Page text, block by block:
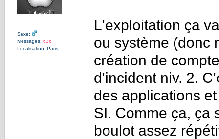
Sexe:
Messages: 636
Localisation: Paris
L'exploitation ça
ou système (donc
création de
d'incident niv. 2.
des applications
SI. Comme ça, ça
boulot assez